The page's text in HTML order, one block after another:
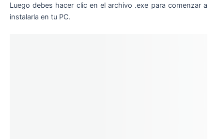
Luego debes hacer clic en el archivo .exe para comenzar a
instalarla en tu PC.